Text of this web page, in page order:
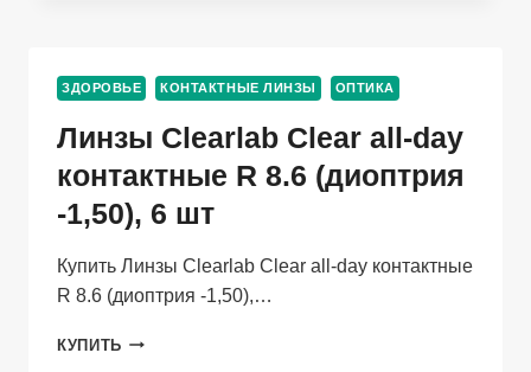
8.7
-1,0),
4
ШТ
ЗДОРОВЬЕ КОНТАКТНЫЕ ЛИНЗЫ ОПТИКА
Линзы Clearlab Clear all-day
контактные R 8.6 (диоптрия
-1,50), 6 шт
Купить Линзы Clearlab Clear all-day контактные
R 8.6 (диоптрия -1,50),…
КУПИТЬ ЛИНЗЫ